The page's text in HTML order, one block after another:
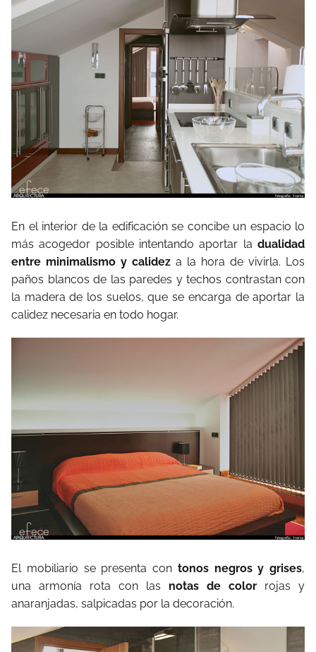
En el interior de la edificación se concibe un espacio lo
más acogedor posible intentando aportar la dualidad
entre minimalismo y calidez a la hora de vivirla. Los
paños blancos de las paredes y techos contrastan con
la madera de los suelos, que se encarga de aportar la
calidez necesaria en todo hogar.
El mobiliario se presenta con tonos negros y grises,
una armonía rota con las notas de color rojas y
anaranjadas, salpicadas por la decoración.